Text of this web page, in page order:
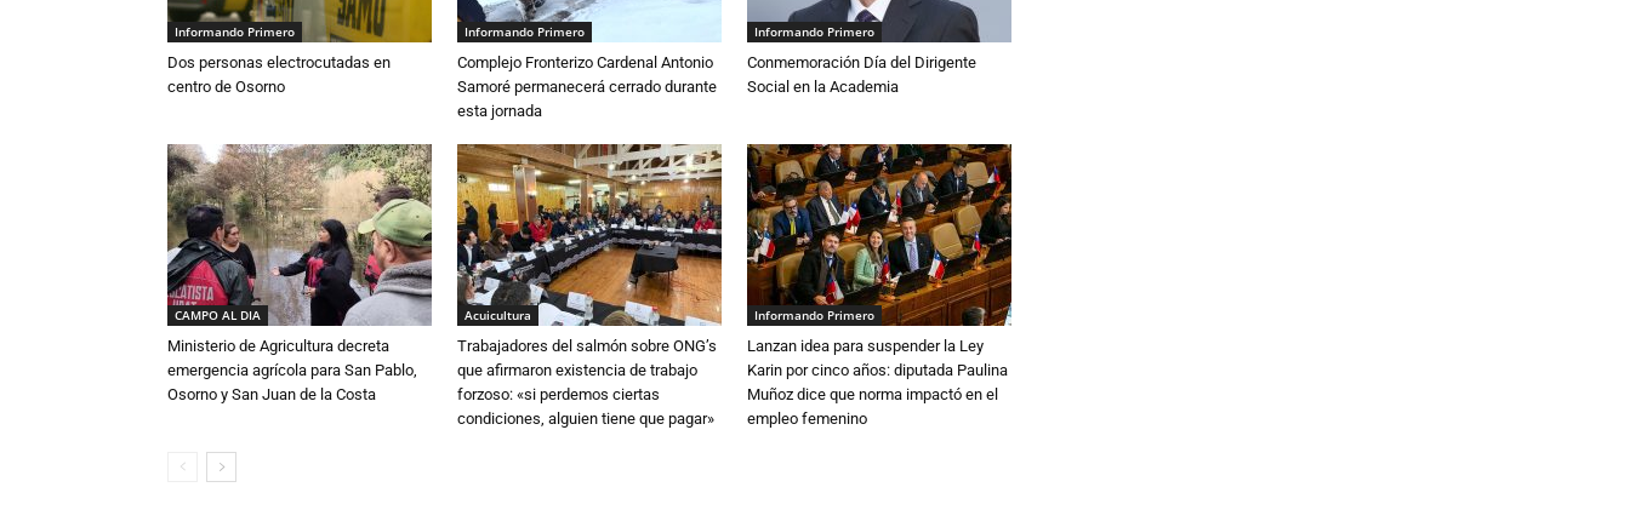
Informando Primero
Dos personas electrocutadas en
centro de Osorno
Informando Primero
Complejo Fronterizo Cardenal Antonio
Samoré permanecerá cerrado durante
esta jornada
Informando Primero
Conmemoración Día del Dirigente
Social en la Academia
CAMPO AL DIA
Ministerio de Agricultura decreta
emergencia agrícola para San Pablo,
Osorno y San Juan de la Costa
Acuicultura
Trabajadores del salmón sobre ONG’s
que afirmaron existencia de trabajo
forzoso: «si perdemos ciertas
condiciones, alguien tiene que pagar»
Informando Primero
Lanzan idea para suspender la Ley
Karin por cinco años: diputada Paulina
Muñoz dice que norma impactó en el
empleo femenino